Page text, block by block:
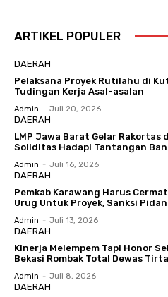
ARTIKEL POPULER
DAERAH
Pelaksana Proyek Rutilahu di
Tudingan Kerja Asal-asalan
Admin - Juli 20, 2026
DAERAH
LMP Jawa Barat Gelar Rakortas
Soliditas Hadapi Tantangan
Admin - Juli 16, 2026
DAERAH
Pemkab Karawang Harus
Urug Untuk Proyek, Sanksi
Admin - Juli 13, 2026
DAERAH
Kinerja Melempem Tapi Honor
Bekasi Rombak Total Dewas
Admin - Juli 8, 2026
DAERAH